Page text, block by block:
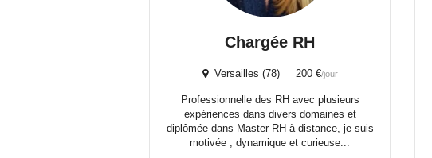
Chargée RH
Versailles (78) 200 €/jour
Professionnelle des RH avec plusieurs
expériences dans divers domaines et
diplômée dans Master RH à distance, je suis
motivée , dynamique et curieuse...